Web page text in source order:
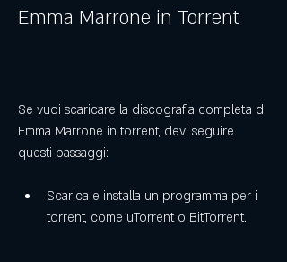
Emma Marrone in Torrent
Se vuoi scaricare la discografia completa di
Emma Marrone in torrent, devi seguire
questi passaggi:
Scarica e installa un programma per i
torrent, come uTorrent o BitTorrent.